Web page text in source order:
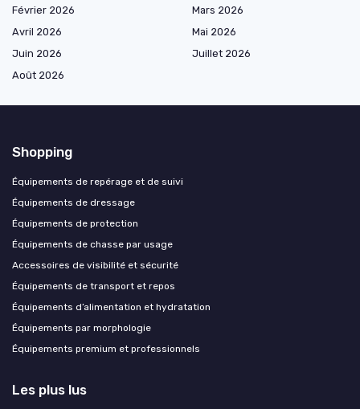
Février 2026
Mars 2026
Avril 2026
Mai 2026
Juin 2026
Juillet 2026
Août 2026
Shopping
Équipements de repérage et de suivi
Équipements de dressage
Équipements de protection
Équipements de chasse par usage
Accessoires de visibilité et sécurité
Équipements de transport et repos
Équipements d’alimentation et hydratation
Équipements par morphologie
Équipements premium et professionnels
Les plus lus